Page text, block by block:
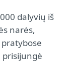
dalyvių iš
narės,
prisijungė